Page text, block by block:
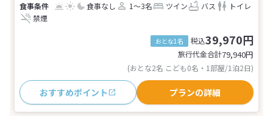
食事なし 1～3名 ツイン バス
トイレ
禁煙
おとな1名 税込39,970円
旅行代金合計79,940円
(おとな2名 こども0名・1部屋/1泊2日)
おすすめポイント プランの詳細